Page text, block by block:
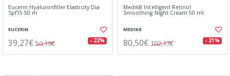
Eucerin Hyaluronfiller Elasticity Dia
Spf15 50 m
EUCERIN
39,27€ 50,19€ - 22%
Medik8 Intelligent Retinol
Smoothing Night Cream 50 ml
MEDIK8
80,50€ 102,17€ - 21%